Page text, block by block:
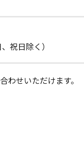
祝日除く）
せいただけます。